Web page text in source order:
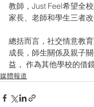
教師，Just Feel希望全
家長、老師和學生三者改
總括而言，社交情意教
成長，師生關係及親子
益， 作為其他學校的借
媒體報道